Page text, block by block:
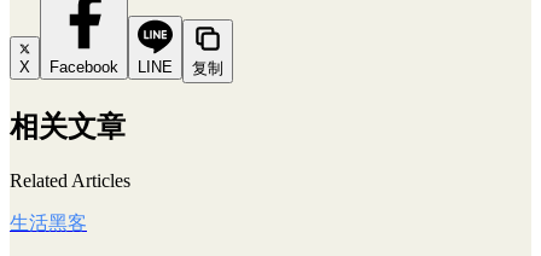
X Facebook LINE 复制
相关文章
Related Articles
生活黑客